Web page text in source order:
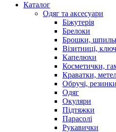
Каталог
Oдяг та аксесуари
Біжутерія
Брелоки
Брошки,
Візитниці,
Капелюхи
Косметички,
Краватки,
Обручі,
Одяг
Окуляри
Підтяжки
Парасолі
Рукавички